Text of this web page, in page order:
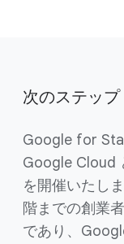
次のステップ
Google for
Google Cloud
を開催いたし
階までの創業
であり、